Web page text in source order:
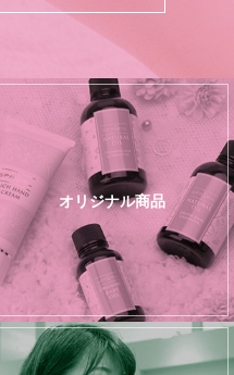
オリジナル商品